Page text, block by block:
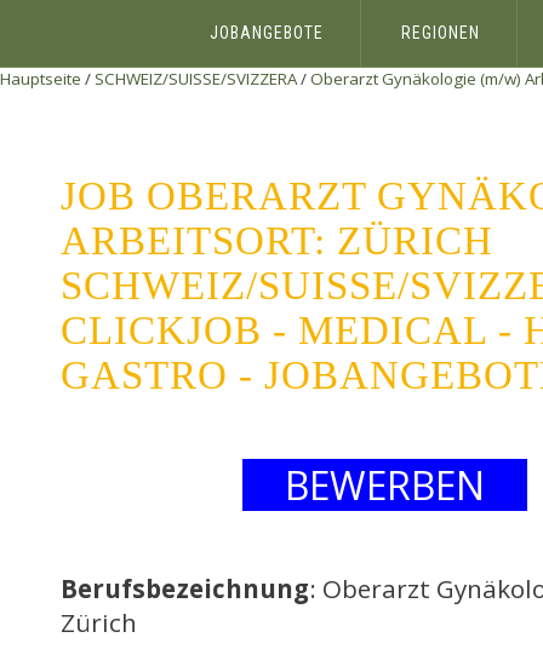
JOBANGEBOTE REGIONEN
Hauptseite / SCHWEIZ/SUISSE/SVIZZERA/Oberarzt Gynäkologie (m/w)
JOB OBERARZT
ARBEITSORT: ZÜRICH
SCHWEIZ/SUISSE/
CLICKJOB - MEDICAL -
GASTRO -
BEWERBEN
Berufsbezeichnung: Oberarzt
Zürich